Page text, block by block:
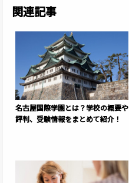
関連記事
名古屋国際学園とは？学校の概要や
評判、受験情報をまとめて紹介！